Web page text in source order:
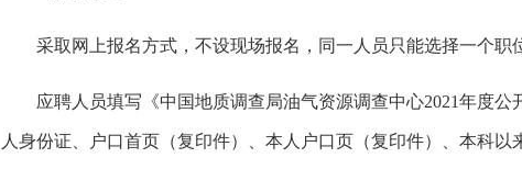
采取网上报名方式，不设现场报名，同一人员只能选择一个职
应聘人员填写《中国地质调查局油气资源调查中心2021年度公
人身份证、户口首页（复印件）、本人户口页（复印件）、本科